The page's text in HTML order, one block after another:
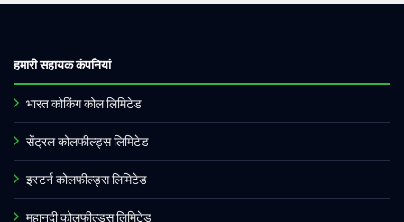
हमारी सहायक कंपनियां
भारत कोकिंग कोल लिमिटेड
सेंट्रल कोलफील्ड्स लिमिटेड
इस्टर्न कोलफील्ड्स लिमिटेड
महानदी कोलफील्ड्स लिमिटेड